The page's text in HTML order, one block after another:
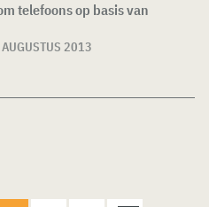
telefoons op basis van
2013